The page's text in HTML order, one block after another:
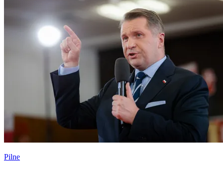
Pilne